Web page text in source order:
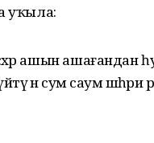
уҡыла:
ашын ашағандан
ән әсумә саумә шәһри